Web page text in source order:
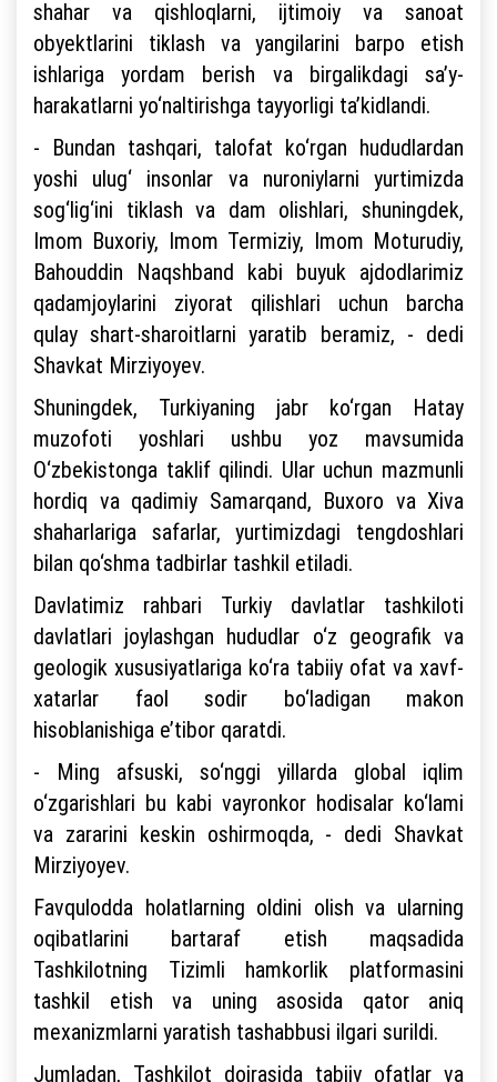
shahar va qishloqlarni, ijtimoiy va sanoat
obyektlarini tiklash va yangilarini barpo etish
ishlariga yordam berish va birgalikdagi sa’y-
harakatlarni yo‘naltirishga tayyorligi ta’kidlandi.
- Bundan tashqari, talofat ko‘rgan hududlardan
yoshi ulug‘ insonlar va nuroniylarni yurtimizda
sog‘lig‘ini tiklash va dam olishlari, shuningdek,
Imom Buxoriy, Imom Termiziy, Imom Moturudiy,
Bahouddin Naqshband kabi buyuk ajdodlarimiz
qadamjoylarini ziyorat qilishlari uchun barcha
qulay shart-sharoitlarni yaratib beramiz, - dedi
Shavkat Mirziyoyev.
Shuningdek, Turkiyaning jabr ko‘rgan Hatay
muzofoti yoshlari ushbu yoz mavsumida
O‘zbekistonga taklif qilindi. Ular uchun mazmunli
hordiq va qadimiy Samarqand, Buxoro va Xiva
shaharlariga safarlar, yurtimizdagi tengdoshlari
bilan qo‘shma tadbirlar tashkil etiladi.
Davlatimiz rahbari Turkiy davlatlar tashkiloti
davlatlari joylashgan hududlar o‘z geografik va
geologik xususiyatlariga ko‘ra tabiiy ofat va xavf-
xatarlar faol sodir bo‘ladigan makon
hisoblanishiga e’tibor qaratdi.
- Ming afsuski, so‘nggi yillarda global iqlim
o‘zgarishlari bu kabi vayronkor hodisalar ko‘lami
va zararini keskin oshirmoqda, - dedi Shavkat
Mirziyoyev.
Favqulodda holatlarning oldini olish va ularning
oqibatlarini bartaraf etish maqsadida
Tashkilotning Tizimli hamkorlik platformasini
tashkil etish va uning asosida qator aniq
mexanizmlarni yaratish tashabbusi ilgari surildi.
Jumladan, Tashkilot doirasida tabiiy ofatlar va